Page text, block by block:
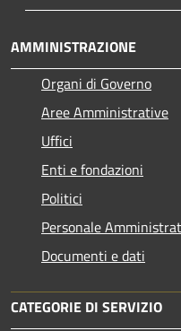
AMMINISTRAZIONE
Organi di Governo
Aree Amministrative
Uffici
Enti e fondazioni
Politici
Personale
Documenti e dati
CATEGORIE DI SERVIZIO